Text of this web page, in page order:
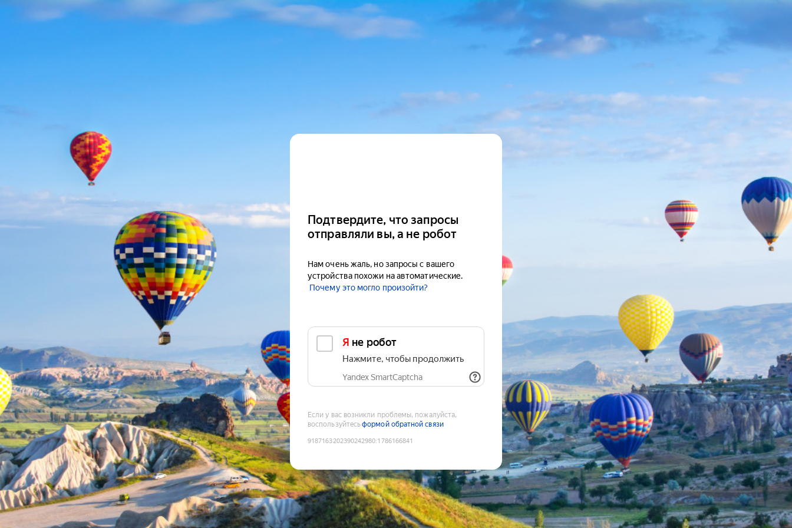
Подтвердите, что запросы
отправляли вы, а не робот
Нам очень жаль, но запросы с вашего
устройства похожи на автоматические.
Почему это могло произойти?
Я не робот
Нажмите, чтобы продолжить
Yandex SmartCaptcha
Если у вас возникли проблемы, пожалуйста,
воспользуйтесьформой обратной связи
9187163202390242980:1786166841